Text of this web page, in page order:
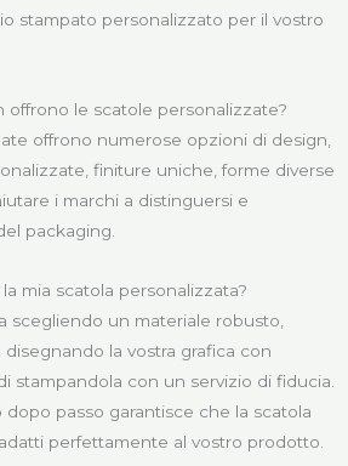
stampato personalizzato per il vostro
offrono le scatole personalizzate?
offrono numerose opzioni di design,
finiture uniche, forme diverse
i marchi a distinguersi e
packaging.
mia scatola personalizzata?
scegliendo un materiale robusto,
la vostra grafica con
stampandola con un servizio di fiducia.
passo garantisce che la scatola
perfettamente al vostro prodotto.